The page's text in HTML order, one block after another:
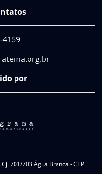
4159
por
701/703 Água Branca - CEP